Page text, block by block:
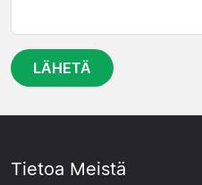
Tietoa Meistä